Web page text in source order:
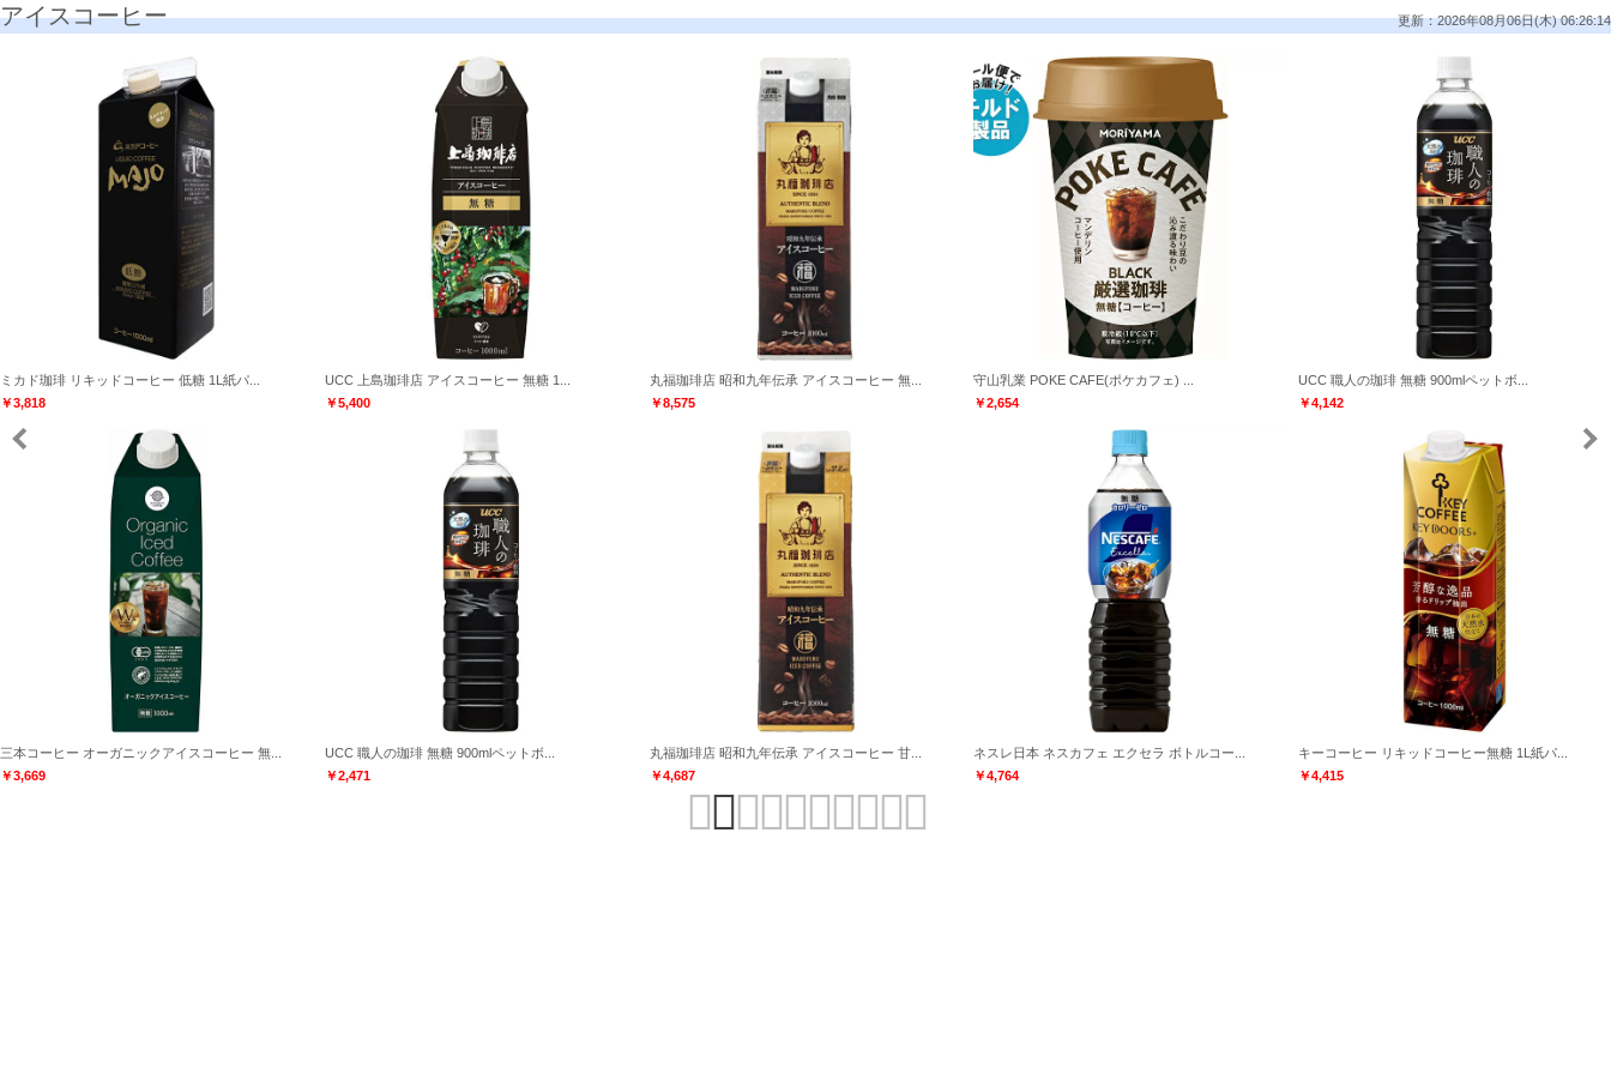
アイスコーヒー 更新：2026年08月06日(木) 06:26:14
ミカド珈琲 リキッドコーヒー 低糖 1L紙パ...
￥3,818
UCC 上島珈琲店 アイスコーヒー 無糖 1...
￥5,400
丸福珈琲店 昭和九年伝承 アイスコーヒー 無...
￥8,575
守山乳業 POKE CAFE(ポケカフェ) ...
￥2,654
UCC 職人の珈琲 無糖 900mlペットボ...
￥4,142
三本コーヒー オーガニックアイスコーヒー 無...
￥3,669
UCC 職人の珈琲 無糖 900mlペットボ...
￥2,471
丸福珈琲店 昭和九年伝承 アイスコーヒー 甘...
￥4,687
ネスレ日本 ネスカフェ エクセラ ボトルコー...
￥4,764
キーコーヒー リキッドコーヒー無糖 1L紙パ...
￥4,415